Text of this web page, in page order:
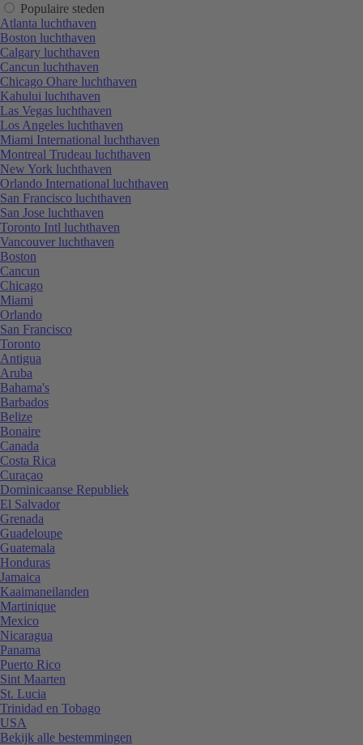
Populaire steden
Atlanta luchthaven
Boston luchthaven
Calgary luchthaven
Cancun luchthaven
Chicago Ohare luchthaven
Kahului luchthaven
Las Vegas luchthaven
Los Angeles luchthaven
Miami International luchthaven
Montreal Trudeau luchthaven
New York luchthaven
Orlando International luchthaven
San Francisco luchthaven
San Jose luchthaven
Toronto Intl luchthaven
Vancouver luchthaven
Boston
Cancun
Chicago
Miami
Orlando
San Francisco
Toronto
Antigua
Aruba
Bahama's
Barbados
Belize
Bonaire
Canada
Costa Rica
Curaçao
Dominicaanse Republiek
El Salvador
Grenada
Guadeloupe
Guatemala
Honduras
Jamaica
Kaaimaneilanden
Martinique
Mexico
Nicaragua
Panama
Puerto Rico
Sint Maarten
St. Lucia
Trinidad en Tobago
USA
Bekijk alle bestemmingen